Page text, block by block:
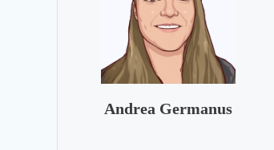
Andrea Germanus